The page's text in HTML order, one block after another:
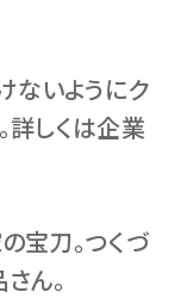
ないようにク
詳しくは企業
宝刀。つくづ
ん。